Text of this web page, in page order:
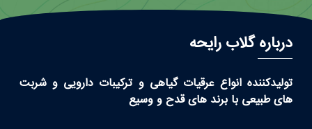
درباره گلاب رایحه
تولیدکننده انواع عرقیات گیاهی و ترکیبات دارویی و شربت
های طبیعی با برند های قدح و وسیع